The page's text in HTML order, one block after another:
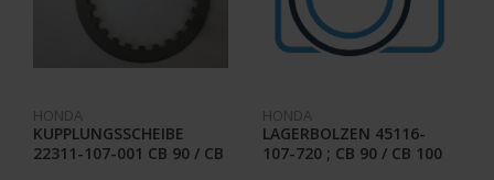
HONDA
KUPPLUNGSSCHEIBE
22311-107-001 CB 90 / CB
HONDA
LAGERBOLZEN 45116-
107-720 ; CB 90 / CB 100